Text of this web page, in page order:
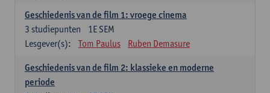
Geschiedenis van de film 1: vroege cinema
1E SEM
3 studiepunten
Lesgever(s):
Tom Paulus Ruben Demasure
Geschiedenis van de film 2: klassieke en moderne
periode